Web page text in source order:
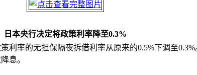
日本央行决定将政策利率降至0.3%
率的无担保隔夜拆借利率从原来的0.5%下调至0.3%
息。